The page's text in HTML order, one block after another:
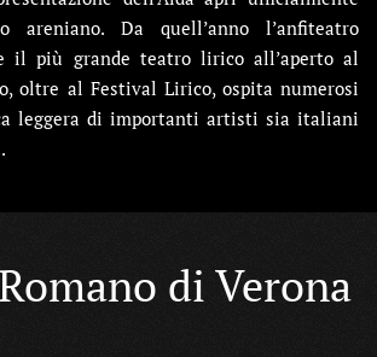
Da quell’anno l’anfiteatro
il più grande teatro lirico all’aperto al
oltre al Festival Lirico, ospita numerosi
leggera di importanti artisti sia italiani
di Verona